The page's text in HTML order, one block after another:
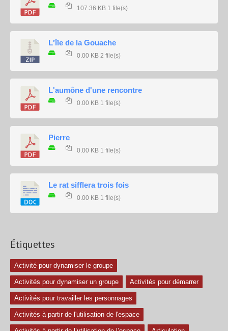
107.36 KB 1 file(s)
L'île de la Gouache
0.00 KB 2 file(s)
L'aumône d'une rencontre
0.00 KB 1 file(s)
Pierre
0.00 KB 1 file(s)
Le rat sifflera trois fois
0.00 KB 1 file(s)
Étiquettes
Activité pour dynamiser le groupe
Activités pour dynamiser un groupe Activités pour démarrer
Activités pour travailler les personnages
Activités à partir de l'utilisation de l'espace